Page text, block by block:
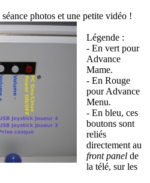
photos et une petite vidéo !
Légende :
- En vert pour
Advance
Mame.
- En Rouge
pour Advance
Menu.
- En bleu, ces
boutons sont
reliés
directement au
front panel de
la télé, sur les